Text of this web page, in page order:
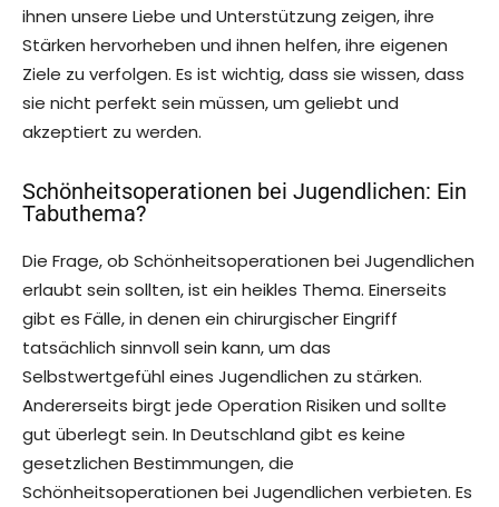
ihnen unsere Liebe und Unterstützung zeigen, ihre
Stärken hervorheben und ihnen helfen, ihre eigenen
Ziele zu verfolgen. Es ist wichtig, dass sie wissen, dass
sie nicht perfekt sein müssen, um geliebt und
akzeptiert zu werden.
Schönheitsoperationen bei Jugendlichen: Ein
Tabuthema?
Die Frage, ob Schönheitsoperationen bei Jugendlichen
erlaubt sein sollten, ist ein heikles Thema. Einerseits
gibt es Fälle, in denen ein chirurgischer Eingriff
tatsächlich sinnvoll sein kann, um das
Selbstwertgefühl eines Jugendlichen zu stärken.
Andererseits birgt jede Operation Risiken und sollte
gut überlegt sein. In Deutschland gibt es keine
gesetzlichen Bestimmungen, die
Schönheitsoperationen bei Jugendlichen verbieten. Es